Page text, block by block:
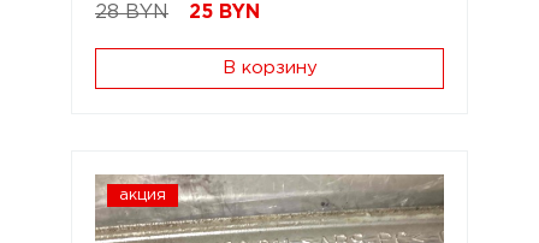
28 BYN 25 BYN
В корзину
акция